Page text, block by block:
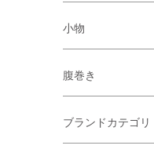
小物
腹巻き
ブランドカテゴリ